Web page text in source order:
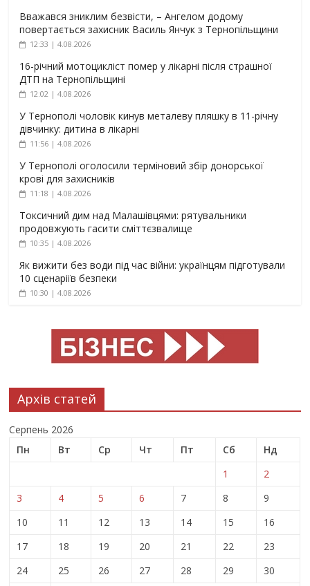
Вважався зниклим безвісти, – Ангелом додому
повертається захисник Василь Янчук з Тернопільщини
12:33 | 4.08.2026
16-річний мотоцикліст помер у лікарні після страшної
ДТП на Тернопільщині
12:02 | 4.08.2026
У Тернополі чоловік кинув металеву пляшку в 11-річну
дівчинку: дитина в лікарні
11:56 | 4.08.2026
У Тернополі оголосили терміновий збір донорської
крові для захисників
11:18 | 4.08.2026
Токсичний дим над Малашівцями: рятувальники
продовжують гасити сміттєзвалище
10:35 | 4.08.2026
Як вижити без води під час війни: українцям підготували
10 сценаріїв безпеки
10:30 | 4.08.2026
Архів статей
Серпень 2026
Пн
Вт Ср Чт Пт Сб
Нд
1
2
3
4 5 6 7 8
9
10
11 12 13 14 15
16
17
18 19 20 21 22
23
24
25 26 27 28 29
30